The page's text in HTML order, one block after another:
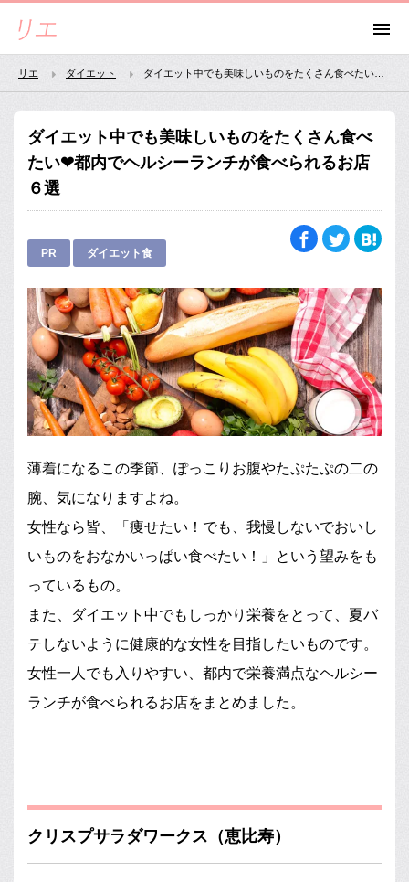
リエ ダイエット
ダイエット中でも美味しいものをたくさん食べ
たい❤都内でヘルシーランチが食べられるお店
６選
PR ダイエット食
薄着になるこの季節、ぽっこりお腹やたぷたぷの二の
腕、気になりますよね。
女性なら皆、「痩せたい！でも、我慢しないでおいし
いものをおなかいっぱい食べたい！」という望みをも
っているもの。
また、ダイエット中でもしっかり栄養をとって、夏バ
テしないように健康的な女性を目指したいものです。
女性一人でも入りやすい、都内で栄養満点なヘルシー
ランチが食べられるお店をまとめました。
クリスプサラダワークス（恵比寿）